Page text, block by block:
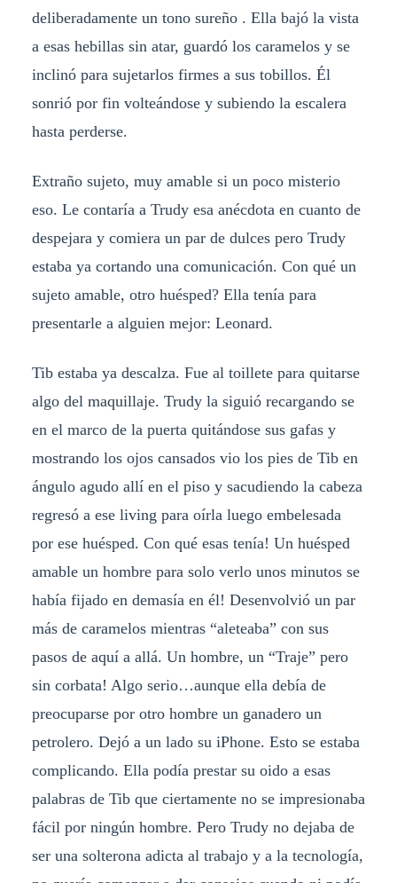
deliberadamente un tono sureño . Ella bajó la vista
a esas hebillas sin atar, guardó los caramelos y se
inclinó para sujetarlos firmes a sus tobillos. Él
sonrió por fin volteándose y subiendo la escalera
hasta perderse.
Extraño sujeto, muy amable si un poco misterio
eso. Le contaría a Trudy esa anécdota en cuanto de
despejara y comiera un par de dulces pero Trudy
estaba ya cortando una comunicación. Con qué un
sujeto amable, otro huésped? Ella tenía para
presentarle a alguien mejor: Leonard.
Tib estaba ya descalza. Fue al toillete para quitarse
algo del maquillaje. Trudy la siguió recargando se
en el marco de la puerta quitándose sus gafas y
mostrando los ojos cansados vio los pies de Tib en
ángulo agudo allí en el piso y sacudiendo la cabeza
regresó a ese living para oírla luego embelesada
por ese huésped. Con qué esas tenía! Un huésped
amable un hombre para solo verlo unos minutos se
había fijado en demasía en él! Desenvolvió un par
más de caramelos mientras “aleteaba” con sus
pasos de aquí a allá. Un hombre, un “Traje” pero
sin corbata! Algo serio…aunque ella debía de
preocuparse por otro hombre un ganadero un
petrolero. Dejó a un lado su iPhone. Esto se estaba
complicando. Ella podía prestar su oido a esas
palabras de Tib que ciertamente no se impresionaba
fácil por ningún hombre. Pero Trudy no dejaba de
ser una solterona adicta al trabajo y a la tecnología,